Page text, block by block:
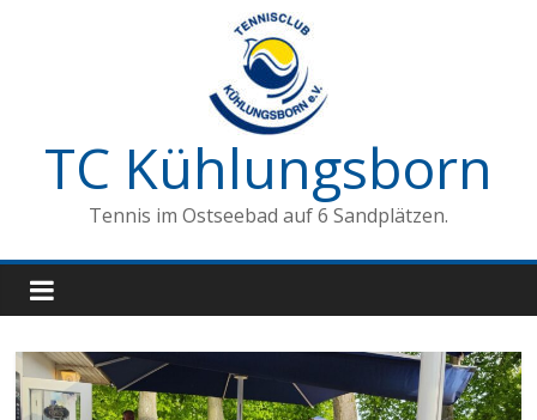
TC Kühlungsborn
Tennis im Ostseebad auf 6 Sandplätzen.